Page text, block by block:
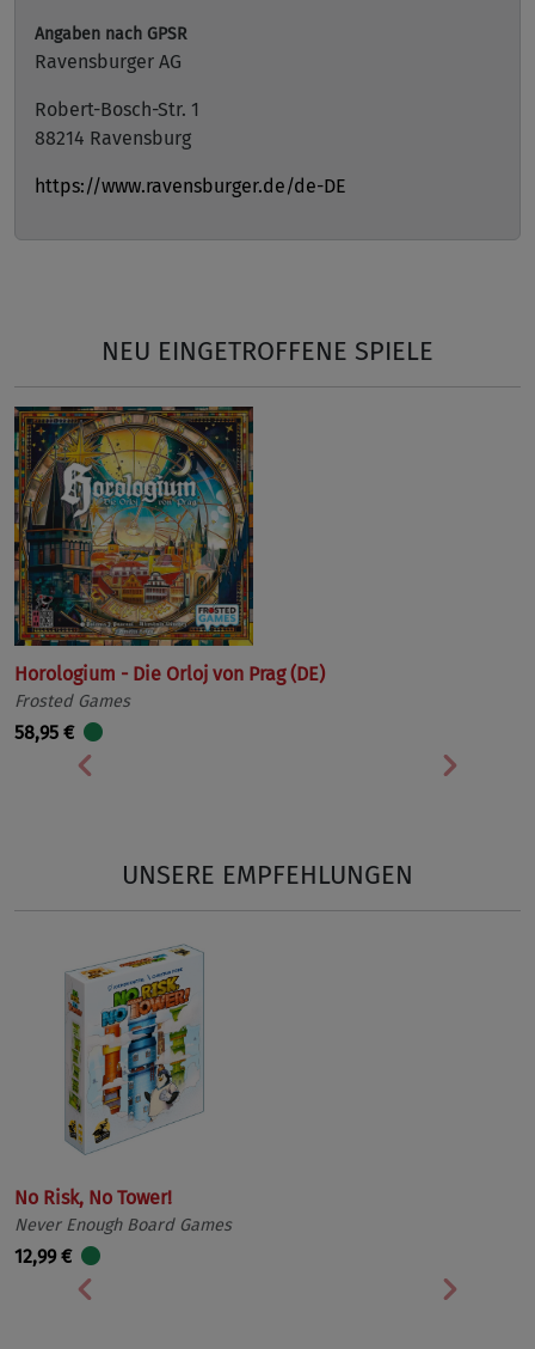
Angaben nach GPSR
Ravensburger AG
Robert-Bosch-Str. 1
88214 Ravensburg
https://www.ravensburger.de/de-DE
NEU EINGETROFFENE SPIELE
Horologium - Die Orloj von Prag (DE)
Frosted Games
58,95 €
Vorherige
UNSERE EMPFEHLUNGEN
No Risk, No Tower!
Never Enough Board Games
12,99 €
Vorherige